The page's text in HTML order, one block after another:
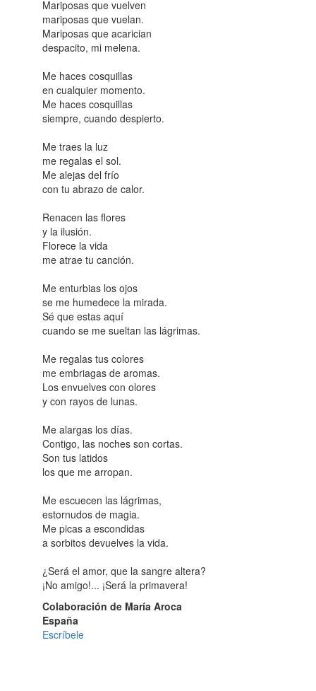
Mariposas que vuelven
mariposas que vuelan.
Mariposas que acarician
despacito, mi melena.
Me haces cosquillas
en cualquier momento.
Me haces cosquillas
siempre, cuando despierto.
Me traes la luz
me regalas el sol.
Me alejas del frío
con tu abrazo de calor.
Renacen las flores
y la ilusión.
Florece la vida
me atrae tu canción.
Me enturbias los ojos
se me humedece la mirada.
Sé que estas aquí
cuando se me sueltan las lágrimas.
Me regalas tus colores
me embriagas de aromas.
Los envuelves con olores
y con rayos de lunas.
Me alargas los días.
Contigo, las noches son cortas.
Son tus latidos
los que me arropan.
Me escuecen las lágrimas,
estornudos de magia.
Me picas a escondidas
a sorbitos devuelves la vida.
¿Será el amor, que la sangre altera?
¡No amigo!... ¡Será la primavera!
Colaboración de María Aroca
España
Escríbele